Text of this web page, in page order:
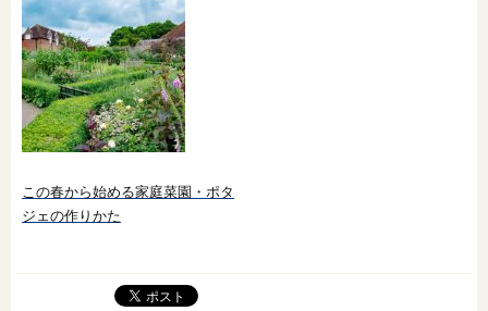
この春から始める家庭菜園・ポタ
ジェの作りかた